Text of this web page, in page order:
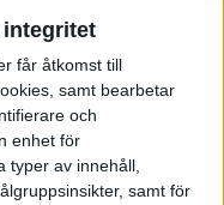
får åtkomst till
samt bearbetar
och
enhet för
typer av innehåll,
samt för